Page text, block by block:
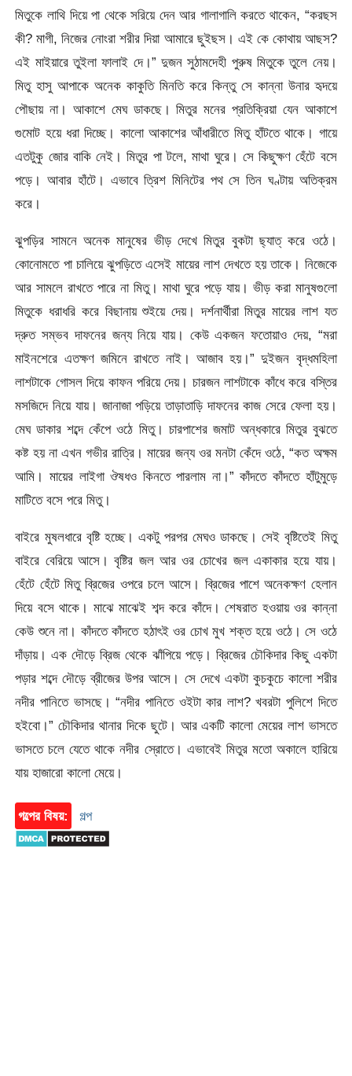
মিতুকে লাথি দিয়ে পা থেকে সরিয়ে দেন আর গালাগালি করতে থাকেন, “করছস
কী? মাগী, নিজের নোংরা শরীর দিয়া আমারে ছুইছস। এই কে কোথায় আছস?
এই মাইয়ারে তুইলা ফালাই দে।” দুজন সুঠামদেহী পুরুষ মিতুকে তুলে নেয়।
মিতু হাসু আপাকে অনেক কাকুতি মিনতি করে কিন্তু সে কান্না উনার হৃদয়ে
পৌছায় না। আকাশে মেঘ ডাকছে। মিতুর মনের প্রতিক্রিয়া যেন আকাশে
গুমোট হয়ে ধরা দিচ্ছে। কালো আকাশের আঁধারীতে মিতু হাঁটতে থাকে। গায়ে
এতটুকু জোর বাকি নেই। মিতুর পা টলে, মাথা ঘুরে। সে কিছুক্ষণ হেঁটে বসে
পড়ে। আবার হাঁটে। এভাবে ত্রিশ মিনিটের পথ সে তিন ঘণ্টায় অতিক্রম
করে।
ঝুপড়ির সামনে অনেক মানুষের ভীড় দেখে মিতুর বুকটা ছ্যাত্‌ করে ওঠে।
কোনোমতে পা চালিয়ে ঝুপড়িতে এসেই মায়ের লাশ দেখতে হয় তাকে। নিজেকে
আর সামলে রাখতে পারে না মিতু। মাথা ঘুরে পড়ে যায়। ভীড় করা মানুষগুলো
মিতুকে ধরাধরি করে বিছানায় শুইয়ে দেয়। দর্শনার্থীরা মিতুর মায়ের লাশ যত
দ্রুত সম্ভব দাফনের জন্য নিয়ে যায়। কেউ একজন ফতোয়াও দেয়, “মরা
মাইনশেরে এতক্ষণ জমিনে রাখতে নাই। আজাব হয়।” দুইজন বৃদ্ধমহিলা
লাশটাকে গোসল দিয়ে কাফন পরিয়ে দেয়। চারজন লাশটাকে কাঁধে করে বস্তির
মসজিদে নিয়ে যায়। জানাজা পড়িয়ে তাড়াতাড়ি দাফনের কাজ সেরে ফেলা হয়।
মেঘ ডাকার শব্দে কেঁপে ওঠে মিতু। চারপাশের জমাট অন্ধকারে মিতুর বুঝতে
কষ্ট হয় না এখন গভীর রাত্রি। মায়ের জন্য ওর মনটা কেঁদে ওঠে, “কত অক্ষম
আমি। মায়ের লাইগা ঔষধও কিনতে পারলাম না।” কাঁদতে কাঁদতে হাঁটুমুড়ে
মাটিতে বসে পরে মিতু।
বাইরে মুষলধারে বৃষ্টি হচ্ছে। একটু পরপর মেঘও ডাকছে। সেই বৃষ্টিতেই মিতু
বাইরে বেরিয়ে আসে। বৃষ্টির জল আর ওর চোখের জল একাকার হয়ে যায়।
হেঁটে হেঁটে মিতু ব্রিজের ওপরে চলে আসে। ব্রিজের পাশে অনেকক্ষণ হেলান
দিয়ে বসে থাকে। মাঝে মাঝেই শব্দ করে কাঁদে। শেষরাত হওয়ায় ওর কান্না
কেউ শুনে না। কাঁদতে কাঁদতে হঠাৎই ওর চোখ মুখ শক্ত হয়ে ওঠে। সে ওঠে
দাঁড়ায়। এক দৌড়ে ব্রিজ থেকে ঝাঁপিয়ে পড়ে। ব্রিজের চৌকিদার কিছু একটা
পড়ার শব্দে দৌড়ে ব্রীজের উপর আসে। সে দেখে একটা কুচকুচে কালো শরীর
নদীর পানিতে ভাসছে। “নদীর পানিতে ওইটা কার লাশ? খবরটা পুলিশে দিতে
হইবো।” চৌকিদার থানার দিকে ছুটে। আর একটি কালো মেয়ের লাশ ভাসতে
ভাসতে চলে যেতে থাকে নদীর স্রোতে। এভাবেই মিতুর মতো অকালে হারিয়ে
যায় হাজারো কালো মেয়ে।
গল্পের বিষয়: গল্প